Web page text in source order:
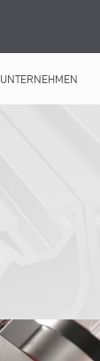
UNTERNEHMEN